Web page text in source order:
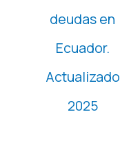
deudas en
Ecuador.
Actualizado
2025